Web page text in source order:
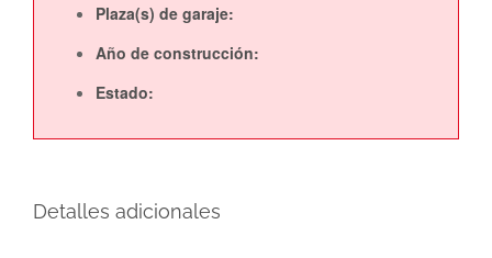
Plaza(s) de garaje:
Año de construcción:
Estado:
Detalles adicionales